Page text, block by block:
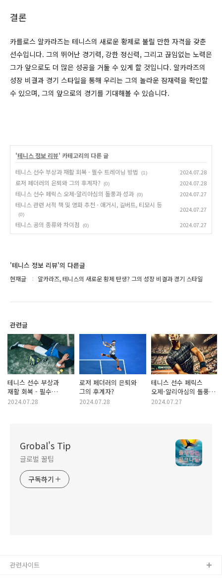
결론
카를로스 알카라즈는 테니스의 새로운 황제로 불릴 만한 자격을 갖춘
선수입니다. 그의 뛰어난 경기력, 강한 정신력, 그리고 끊임없는 노력은
그가 앞으로도 더 많은 성공을 거둘 수 있게 할 것입니다. 알카라즈의
성장 비결과 경기 스타일을 통해 우리는 그의 놀라운 잠재력을 확인할
수 있으며, 그의 앞으로의 경기를 기대해볼 수 있습니다.
'테니스 정보 리뷰' 카테고리의 다른 글
테니스 선수 부상과 재활 회복 - 필수 트레이닝 방법
(1) 2024.07.28
로저 페더러의 은퇴와 그의 후계자? (0) 2024.07.28
테니스 선수 페릭스 오제-알리아심의 돌풍과 성과 (0) 2024.07.27
테니스 관련 서적 책 및 영화 추천 - 애거시, 길버트, 티모시 등
(0)
2024.07.27
테니스 공의 종류와 차이점 (0) 2024.07.27
'테니스 정보 리뷰'의 다른글
현재글 알카라즈, 테니스의 새로운 황제 탄생? 그의 성장 비결과 경기 스타일
관련글
테니스 선수 부상과
재활 회복 - 필수
트레이닝 방법
2024.07.28
로저 페더러의 은퇴와
그의 후계자?
2024.07.28
테니스 선수 페릭스
오제-알리아심의 돌풍과
성과
2024.07.27
Grobal's Tip
글로벌 꿀팁
구독하기
관련사이트